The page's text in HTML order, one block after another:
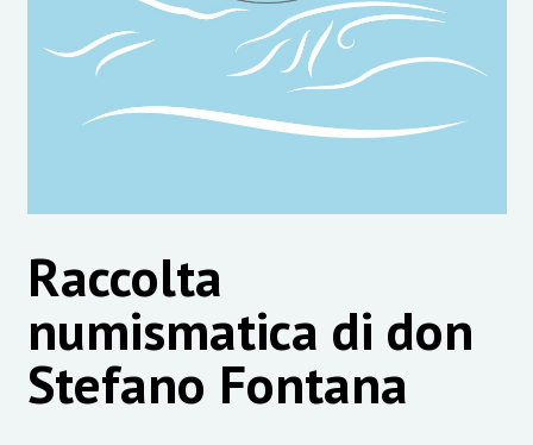
Raccolta
numismatica di don
Stefano Fontana